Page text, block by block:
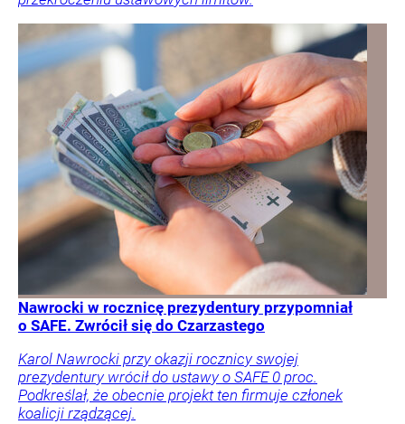
Nawrocki w rocznicę prezydentury przypomniał
o SAFE. Zwrócił się do Czarzastego
Karol Nawrocki przy okazji rocznicy swojej
prezydentury wrócił do ustawy o SAFE 0 proc.
Podkreślał, że obecnie projekt ten firmuje członek
koalicji rządzącej.